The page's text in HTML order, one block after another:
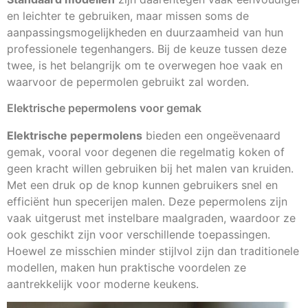
en leichter te gebruiken, maar missen soms de
aanpassingsmogelijkheden en duurzaamheid van hun
professionele tegenhangers. Bij de keuze tussen deze
twee, is het belangrijk om te overwegen hoe vaak en
waarvoor de pepermolen gebruikt zal worden.
Elektrische pepermolens voor gemak
Elektrische pepermolens bieden een ongeëvenaard
gemak, vooral voor degenen die regelmatig koken of
geen kracht willen gebruiken bij het malen van kruiden.
Met een druk op de knop kunnen gebruikers snel en
efficiënt hun specerijen malen. Deze pepermolens zijn
vaak uitgerust met instelbare maalgraden, waardoor ze
ook geschikt zijn voor verschillende toepassingen.
Hoewel ze misschien minder stijlvol zijn dan traditionele
modellen, maken hun praktische voordelen ze
aantrekkelijk voor moderne keukens.